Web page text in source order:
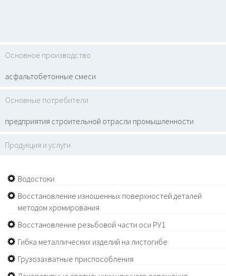
Основное производство
асфальтобетонные смеси
Основные потребители
предприятия строительной отрасли промышленности
Продукция и услуги
Водостоки
Восстановление изношенных поверхностей деталей
методом хромирования
Восстановление резьбовой части оси РУ1
Гибка металлических изделий на листогибе
Грузозахватные приспособления